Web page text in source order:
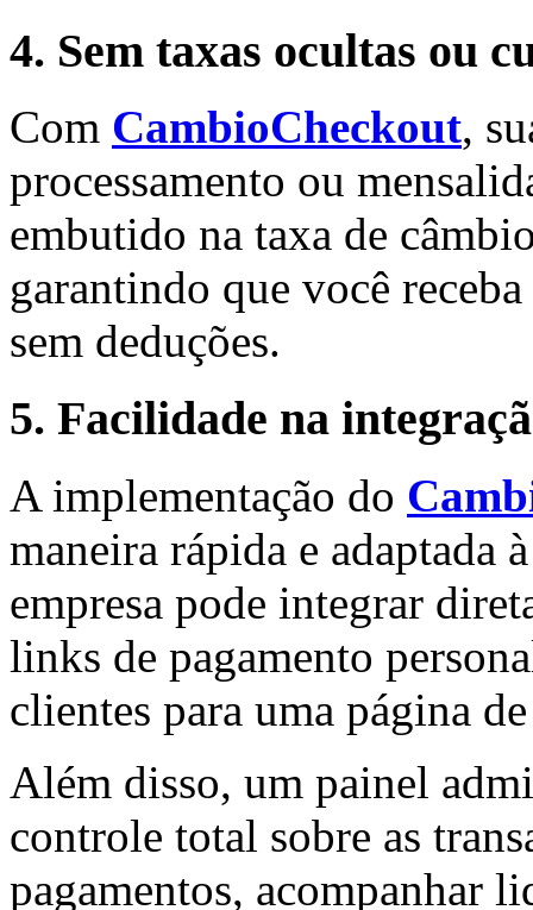
4. Sem taxas ocultas ou
Com CambioCheckout,
processamento ou
embutido na taxa de
garantindo que você
sem deduções.
5. Facilidade na
A implementação do
maneira rápida e adaptada
empresa pode integrar
links de pagamento
clientes para uma página
Além disso, um painel
controle total sobre as
pagamentos, acompanhar